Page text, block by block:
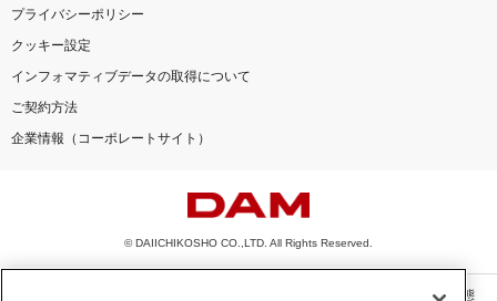
プライバシーポリシー
クッキー設定
インフォマティブデータの取得について
ご契約方法
企業情報（コーポレートサイト）
© DAIICHIKOSHO CO.,LTD. All Rights Reserved.
このサイトに掲載されている一切の文章・画像・写真・動画・音声等を、手段や形態